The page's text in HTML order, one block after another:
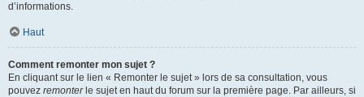
d’informations.
Haut
Comment remonter mon sujet ?
En cliquant sur le lien « Remonter le sujet » lors de sa consultation, vous
pouvez remonterle sujet en haut du forum sur la première page. Par ailleurs, si